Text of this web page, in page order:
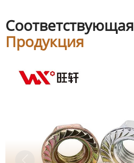
Соответствующая
Продукция